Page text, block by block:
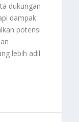
dukungan
dampak
potensi
lebih adil